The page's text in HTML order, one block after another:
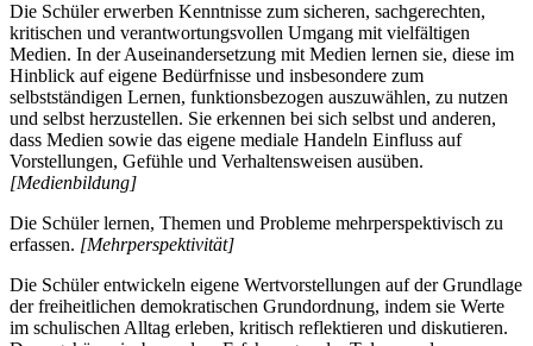
Die Schüler erwerben Kenntnisse zum sicheren, sachgerechten,
kritischen und verantwortungsvollen Umgang mit vielfältigen
Medien. In der Auseinandersetzung mit Medien lernen sie, diese im
Hinblick auf eigene Bedürfnisse und insbesondere zum
selbstständigen Lernen, funktionsbezogen auszuwählen, zu nutzen
und selbst herzustellen. Sie erkennen bei sich selbst und anderen,
dass Medien sowie das eigene mediale Handeln Einfluss auf
Vorstellungen, Gefühle und Verhaltensweisen ausüben.
[Medienbildung]
Die Schüler lernen, Themen und Probleme mehrperspektivisch zu
erfassen. [Mehrperspektivität]
Die Schüler entwickeln eigene Wertvorstellungen auf der Grundlage
der freiheitlichen demokratischen Grundordnung, indem sie Werte
im schulischen Alltag erleben, kritisch reflektieren und diskutieren.